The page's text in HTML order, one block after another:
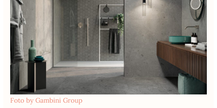
Foto by Gambini Group